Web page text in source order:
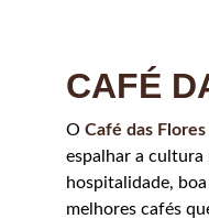
CAFÉ
O Café das Flores
espalhar a cultura
hospitalidade,
melhores cafés